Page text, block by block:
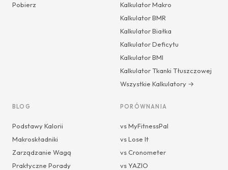
Pobierz
Kalkulator Makro
Kalkulator BMR
Kalkulator Białka
Kalkulator Deficytu
Kalkulator BMI
Kalkulator Tkanki Tłuszczowej
Wszystkie Kalkulatory →
BLOG
Podstawy Kalorii
Makroskładniki
Zarządzanie Wagą
Praktyczne Porady
PORÓWNANIA
vs MyFitnessPal
vs Lose It
vs Cronometer
vs YAZIO